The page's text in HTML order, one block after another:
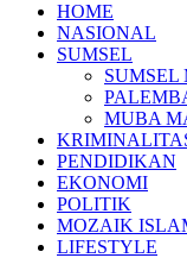
HOME
NASIONAL
SUMSEL
SUMSEL
MUBA
PENDIDIKAN
EKONOMI
POLITIK
MOZAIK
LIFESTYLE